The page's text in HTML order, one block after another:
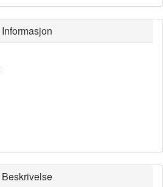
Informasjon
Beskrivelse